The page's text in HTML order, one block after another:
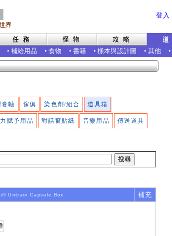
登入
• 補給用品 • 食物 • 書籍 • 樣本與設計圖 • 其他 •
軸 傢俱 染色劑/組合 道具箱
賦予用品 對話窗貼紙 音樂用品 傳送道具
Untrain Capsule Box 補充